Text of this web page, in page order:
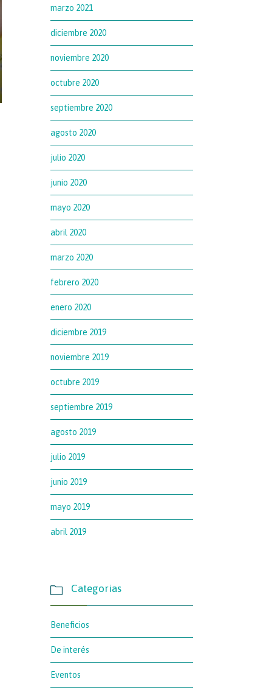
marzo 2021
diciembre 2020
noviembre 2020
octubre 2020
septiembre 2020
agosto 2020
julio 2020
junio 2020
mayo 2020
abril 2020
marzo 2020
febrero 2020
enero 2020
diciembre 2019
noviembre 2019
octubre 2019
septiembre 2019
agosto 2019
julio 2019
junio 2019
mayo 2019
abril 2019
 Categorias
Beneficios
De interés
Eventos